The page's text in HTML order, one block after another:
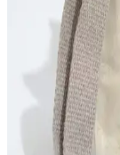
LUNABLU'nun
fonksiyonelliğiyle
saklama alanlarıyla
Pamukcanta
Çanta Günlük
Tasarım